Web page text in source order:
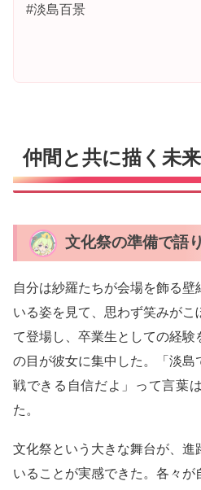
#淡島百景
仲間と共に描く未
文化祭の準備で語
自分は紗羅たちが会場を飾る壁
いる姿を見て、思わず笑みがこ
て登場し、卒業生としての経
の目が彼女に集中した。「淡
戦できる自信だよ」って言葉
た。
文化祭という大きな舞台が、進
いることが実感できた。各々